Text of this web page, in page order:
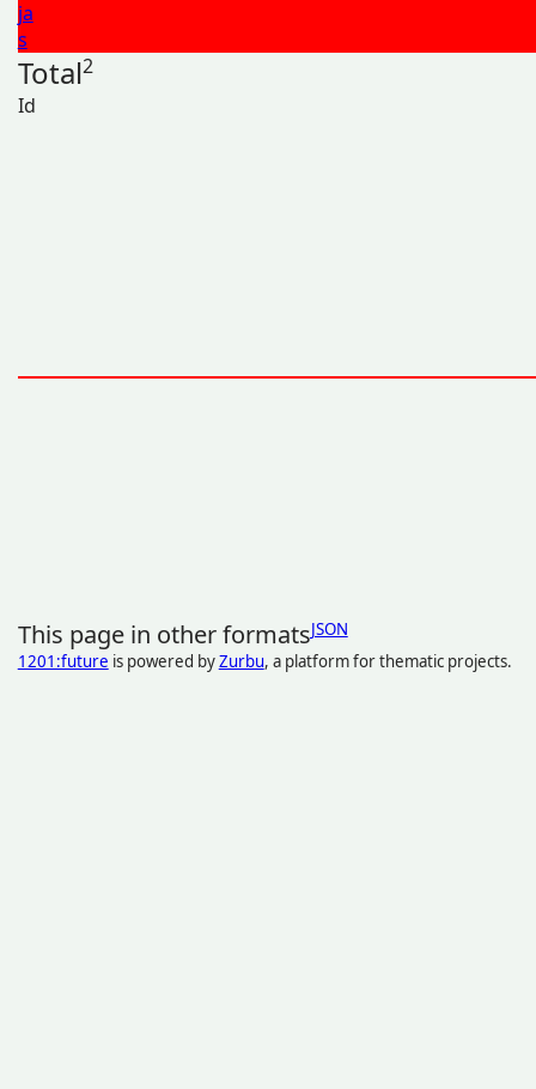
ja
s
Total2
Id
This page in other formatsJSON
1201:future is powered byZurbu, a platform for thematic projects.